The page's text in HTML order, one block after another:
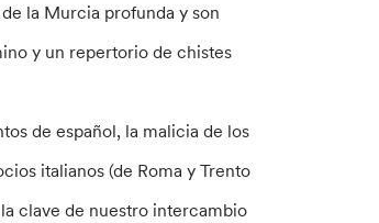
la Murcia profunda y son
y un repertorio de chistes
de español, la malicia de los
italianos (de Roma y Trento
clave de nuestro intercambio